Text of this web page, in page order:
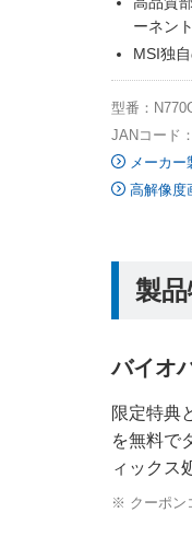
ーネン
MSI独
型番：
JANコード
メーカー
高解像度
製
バイオ
限定特典
を無料で
ィックス
※ クーポン